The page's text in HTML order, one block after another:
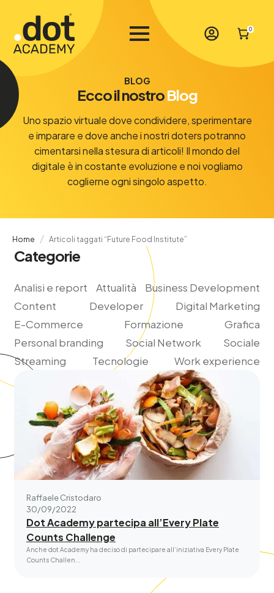
0
BLOG
Ecco il nostroBlog
Uno spazio virtuale dove condividere, sperimentare
e imparare e dove anche i nostri doters potranno
cimentarsi nella stesura di articoli! Il mondo del
digitale è in costante evoluzione e noi vogliamo
coglierne ogni singolo aspetto.
Home Articoli taggati “Future Food Institute”
Categorie
Analisi e report Attualità
Business Development
Content
Developer
Digital Marketing
E-Commerce
Formazione
Grafica
Personal branding
Social Network
Sociale
Streaming
Tecnologie Work experience
Raffaele Cristodaro
30/09/2022
Dot Academy partecipa all’Every Plate
Counts Challenge
Anche dot Academy ha deciso di partecipare all’iniziativa Every Plate
Counts Challen...